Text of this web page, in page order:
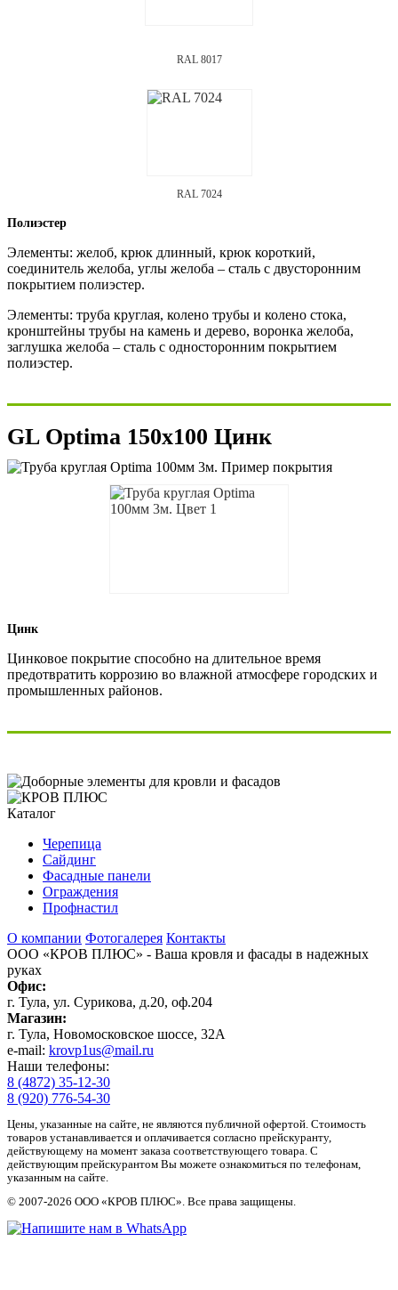
RAL 8017
RAL 7024
Полиэстер
Элементы: желоб, крюк длинный, крюк короткий,
соединитель желоба, углы желоба – сталь с двусторонним
покрытием полиэстер.
Элементы: труба круглая, колено трубы и колено стока,
кронштейны трубы на камень и дерево, воронка желоба,
заглушка желоба – сталь с односторонним покрытием
полиэстер.
GL Optima 150х100 Цинк
Цинк
Цинковое покрытие способно на длительное время
предотвратить коррозию во влажной атмосфере городских и
промышленных районов.
Каталог
Черепица
Сайдинг
Фасадные панели
Ограждения
Профнастил
О компании Фотогалерея Контакты
ООО «КРОВ ПЛЮС» - Ваша кровля и фасады в надежных
руках
Офис:
г. Тула, ул. Сурикова, д.20, оф.204
Магазин:
г. Тула, Новомосковское шоссе, 32А
e-mail: krovp1us@mail.ru
Наши телефоны:
8 (4872) 35-12-30
8 (920) 776-54-30
Цены, указанные на сайте, не являются публичной офертой. Стоимость
товаров устанавливается и оплачивается согласно прейскуранту,
действующему на момент заказа соответствующего товара. С
действующим прейскурантом Вы можете ознакомиться по телефонам,
указанным на сайте.
© 2007-2026 ООО «КРОВ ПЛЮС». Все права защищены.